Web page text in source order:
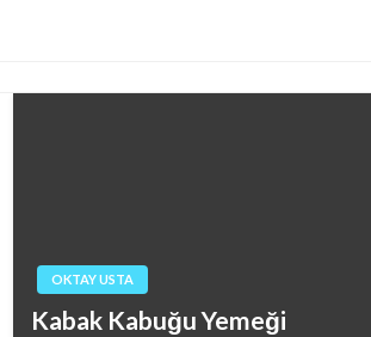
OKTAY USTA
Kabak Kabuğu Yemeği